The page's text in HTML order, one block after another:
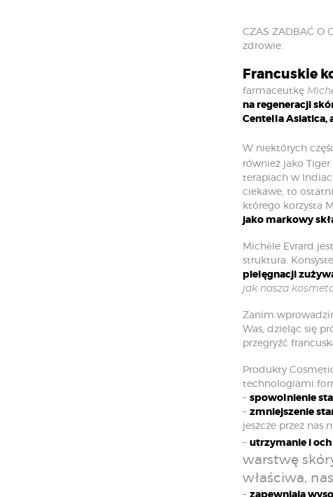
CZAS ZADBAĆ O
zdrowie.
Francuskie
farmaceutkę
na regeneracji
Centella Asiatica,
W niektórych
również jako
terapiach w
ciekawe, to
którego korzysta
jako markowy
Michèle Evrard
struktura.
pielęgnacji
jak nasza
Zanim
Was, dzieląc się
przegryźć
Produkty
technologiami
– spowolnienie
– zmniejszenie
jeszcze przez nas
– utrzymanie i
warstwę
właściwa,
– zapewniają